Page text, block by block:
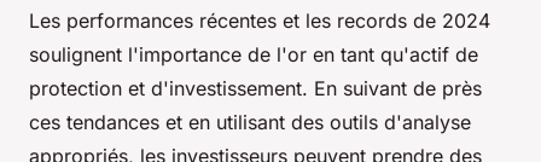
Les performances récentes et les records de 2024
soulignent l'importance de l'or en tant qu'actif de
protection et d'investissement. En suivant de près
ces tendances et en utilisant des outils d'analyse
appropriés, les investisseurs peuvent prendre des